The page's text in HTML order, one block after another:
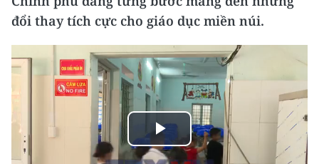
đổi thay tích cực cho giáo dục miền núi.
Play